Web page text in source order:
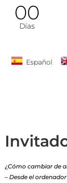
00
Días
Español
¿Cómo cambiar de
– Desde el